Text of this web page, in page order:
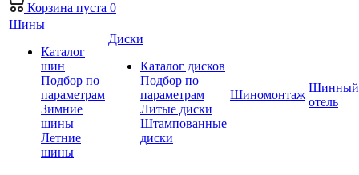
Корзина пуста 0
Шины
Каталог
шин
Подбор по
параметрам
Зимние
шины
Летние
шины
Диски
Каталог дисков
Подбор по
параметрам
Литые диски
Штампованные
диски
Шиномонтаж
Шинный
отель